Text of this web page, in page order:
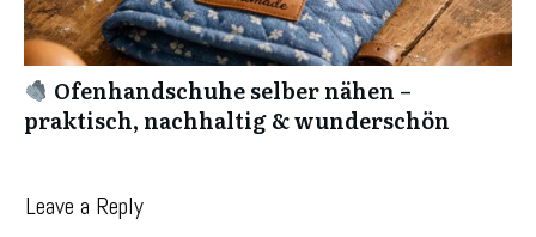
Ofenhandschuhe selber nähen –
praktisch, nachhaltig & wunderschön
Leave a Reply